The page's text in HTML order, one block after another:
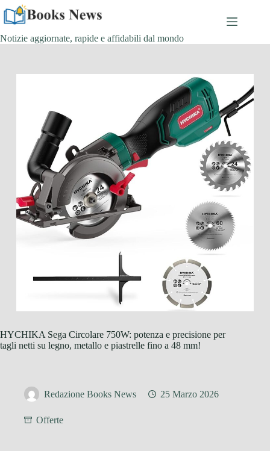
contenuto
Notizie aggiornate, rapide e affidabili dal mondo
HYCHIKA Sega Circolare 750W: potenza e precisione per
tagli netti su legno, metallo e piastrelle fino a 48 mm!
Redazione Books News 25 Marzo 2026
Offerte